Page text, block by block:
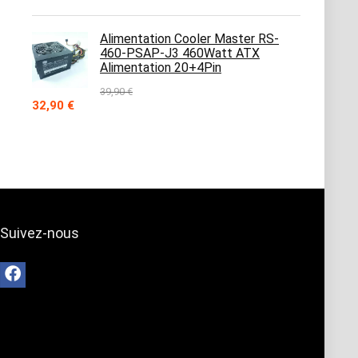
initial
était :
39,90 €.
actuel
est :
32,90 €.
Alimentation Cooler Master RS-
460-PSAP-J3 460Watt ATX
Alimentation 20+4Pin
39,90€
Le
32,90 €Le
Suivez-nous